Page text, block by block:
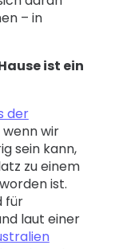
– in
ist ein
der
wenn wir
sein kann,
zu einem
ist.
für
laut einer